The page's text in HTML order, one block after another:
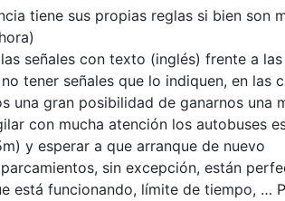
tiene sus propias reglas si bien son
señales con texto (inglés) frente a
tener señales que lo indiquen, en
una gran posibilidad de ganarnos una
con mucha atención los autobuses
y esperar a que arranque de nuevo
sin excepción, están
está funcionando, límite de tiempo, …